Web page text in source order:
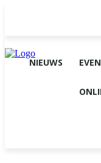
NIEUWS